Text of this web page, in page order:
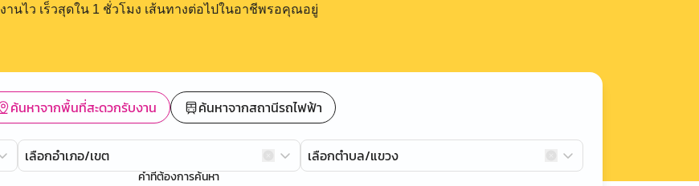
งานไว เร็วสุดใน 1 ชั่วโมง เส้นทางต่อไปในอาชีพรอคุณอยู่
ค้นหาจากพื้นที่สะดวกรับงาน ค้นหาจากสถานีรถไฟฟ้า
เลือกอำเภอ/เขต เลือกตำบล/แขวง
คำที่ต้องการค้นหา